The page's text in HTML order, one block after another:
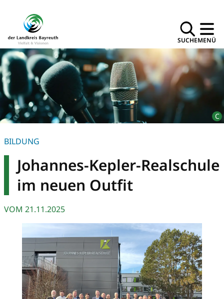
SUCHEMENÜ
BILDUNG
Johannes-Kepler-Realschule
im neuen Outfit
VOM 21.11.2025